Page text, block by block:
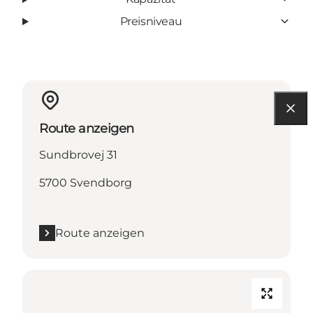
Preisniveau
Route anzeigen
Sundbrovej 31
5700 Svendborg
Route anzeigen